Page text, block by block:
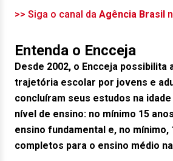
>> Siga o canal da Agência Brasil
Entenda o Encceja
Desde 2002, o Encceja possibilita
trajetória escolar por jovens e
concluíram seus estudos na
nível de ensino: no mínimo 15
ensino fundamental e, no mínimo,
completos para o ensino médio